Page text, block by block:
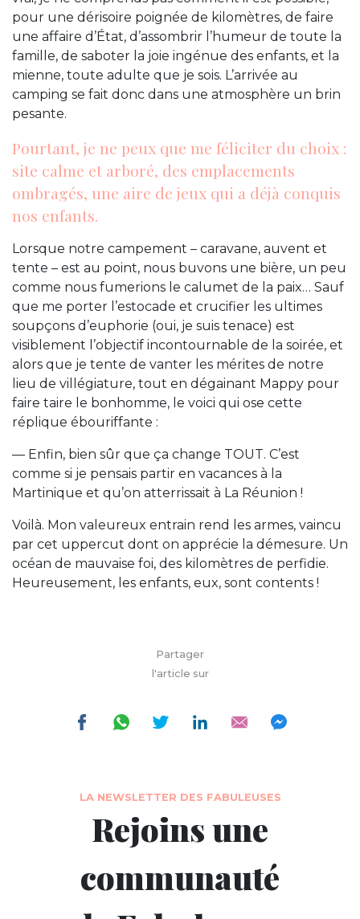
pour une dérisoire poignée de kilomètres, de faire
une affaire d’État, d’assombrir l’humeur de toute la
famille, de saboter la joie ingénue des enfants, et la
mienne, toute adulte que je sois. L’arrivée au
camping se fait donc dans une atmosphère un brin
pesante.
Pourtant, je ne peux que me féliciter du choix :
site calme et arboré, des emplacements
ombragés, une aire de jeux qui a déjà conquis
nos enfants.
Lorsque notre campement – caravane, auvent et
tente – est au point, nous buvons une bière, un peu
comme nous fumerions le calumet de la paix… Sauf
que me porter l’estocade et crucifier les ultimes
soupçons d’euphorie (oui, je suis tenace) est
visiblement l’objectif incontournable de la soirée, et
alors que je tente de vanter les mérites de notre
lieu de villégiature, tout en dégainant Mappy pour
faire taire le bonhomme, le voici qui ose cette
réplique ébouriffante :
— Enfin, bien sûr que ça change TOUT. C’est
comme si je pensais partir en vacances à la
Martinique et qu’on atterrissait à La Réunion !
Voilà. Mon valeureux entrain rend les armes, vaincu
par cet uppercut dont on apprécie la démesure. Un
océan de mauvaise foi, des kilomètres de perfidie.
Heureusement, les enfants, eux, sont contents !
Partager
l'article sur
LA NEWSLETTER DES FABULEUSES
Rejoins une
communauté